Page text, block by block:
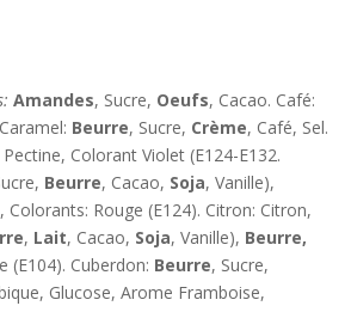
Amandes, Sucre, Oeufs, Cacao. Café:
Beurre, Sucre, Crème, Café, Sel.
Colorant Violet (E124-E132.
Beurre, Cacao, Soja, Vanille),
Colorants: Rouge (E124). Citron: Citron,
, Lait, Cacao, Soja, Vanille), Beurre,
(E104). Cuberdon: Beurre, Sucre,
Glucose, Arome Framboise,